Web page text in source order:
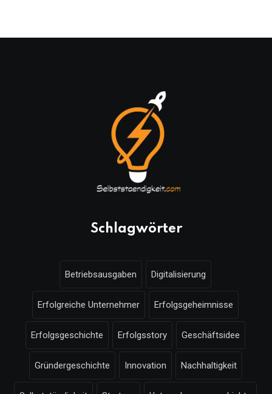
Schlagwörter
Betriebsausgaben Digitalisierung
Erfolgreiche Unternehmer Erfolgsgeheimnisse
Erfolgsgeschichte Erfolgsstory Geschäftsidee
Gründergeschichte Innovation Nachhaltigkeit